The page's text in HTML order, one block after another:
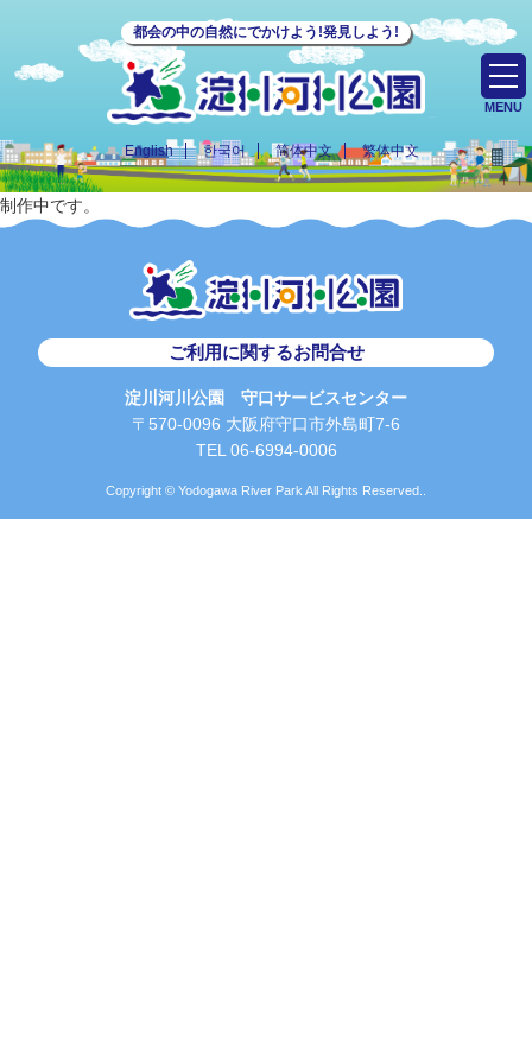
都会の中の自然にでかけよう!発見しよう!
English 한국어 简体中文 繁体中文
MENU
制作中です。
ご利用に関するお問合せ
淀川河川公園 守口サービスセンター
〒570-0096 大阪府守口市外島町7-6
TEL 06-6994-0006
Copyright © Yodogawa River Park All Rights Reserved..